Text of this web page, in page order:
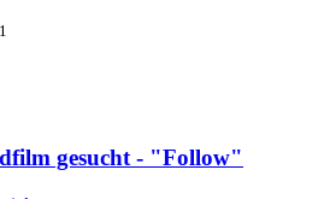
gesucht - "Follow"